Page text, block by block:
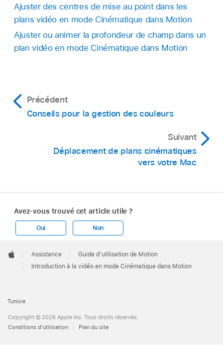
Ajuster des centres de mise au point dans les
plans vidéo en mode Cinématique dans Motion
Ajuster ou animer la profondeur de champ dans un
plan vidéo en mode Cinématique dans Motion
Précédent
Conseils pour la gestion des couleurs
Suivant
Déplacement de plans cinématiques
vers votre Mac
Avez-vous trouvé cet article utile ?
Oui Non
Footer

Apple
Assistance
Guide d’utilisation de Motion
Introduction à la vidéo en mode Cinématique dans Motion
Tunisie
Copyright © 2026 Apple Inc. Tous droits réservés.
Conditions d’utilisation
Plan du site